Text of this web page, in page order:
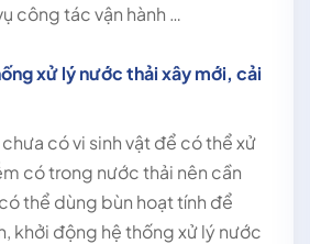
công tác vận hành …
xử lý nước thải xây mới, cải
có vi sinh vật để có thể xử
có trong nước thải nên cần
thể dùng bùn hoạt tính để
khởi động hệ thống xử lý nước